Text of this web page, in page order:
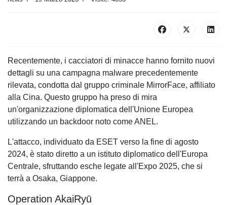
Recentemente, i cacciatori di minacce hanno fornito nuovi
dettagli su una campagna malware precedentemente
rilevata, condotta dal gruppo criminale MirrorFace, affiliato
alla Cina. Questo gruppo ha preso di mira
un'organizzazione diplomatica dell'Unione Europea
utilizzando un backdoor noto come ANEL.
L'attacco, individuato da ESET verso la fine di agosto
2024, è stato diretto a un istituto diplomatico dell'Europa
Centrale, sfruttando esche legate all'Expo 2025, che si
terrà a Osaka, Giappone.
Operation AkaiRyū